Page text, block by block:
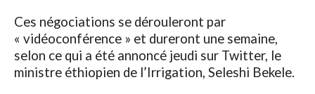
Ces négociations se dérouleront par
« vidéoconférence » et dureront une semaine,
selon ce qui a été annoncé jeudi sur Twitter, le
ministre éthiopien de l’Irrigation, Seleshi Bekele.